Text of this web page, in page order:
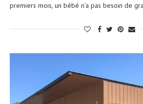
premiers mois, un bébé n’a pas besoin de